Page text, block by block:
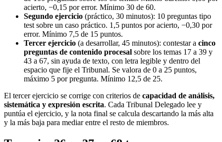
acierto, −0,15 por error. Mínimo 30 de 60.
Segundo ejercicio (práctico, 30 minutos): 10 preguntas tipo
test sobre un caso práctico. 1,5 puntos por acierto, −0,30 por
error. Mínimo 7,5 de 15 puntos.
Tercer ejercicio (a desarrollar, 45 minutos): contestar a cinco
preguntas de contenido procesal sobre los temas 17 a 39 y
43 a 67, sin ayuda de texto, con letra legible y dentro del
espacio que fije el Tribunal. Se valora de 0 a 25 puntos,
máximo 5 por pregunta. Mínimo 12,5 de 25.
El tercer ejercicio se corrige con criterios de capacidad de análisis,
sistemática y expresión escrita. Cada Tribunal Delegado lee y
puntúa el ejercicio, y la nota final se calcula descartando la más alta
y la más baja para mediar entre el resto de miembros.